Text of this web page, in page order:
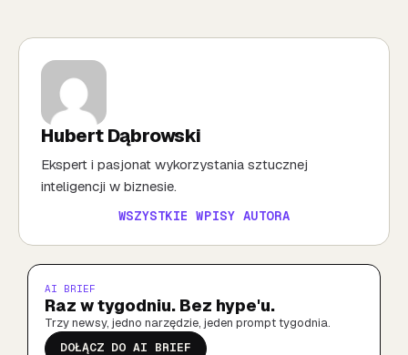
Hubert Dąbrowski
Ekspert i pasjonat wykorzystania sztucznej
inteligencji w biznesie.
WSZYSTKIE WPISY AUTORA
AI BRIEF
Raz w tygodniu. Bez hype'u.
Trzy newsy, jedno narzędzie, jeden prompt tygodnia.
DOŁĄCZ DO AI BRIEF